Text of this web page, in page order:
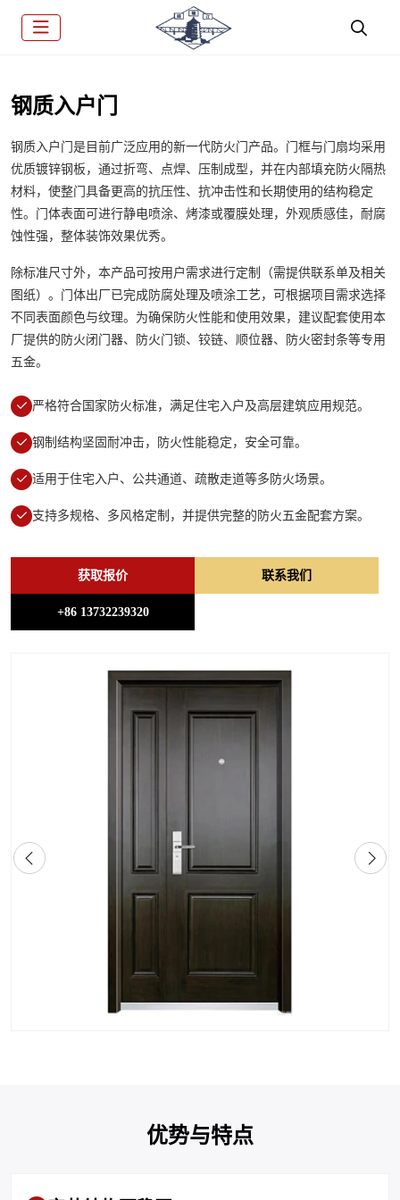
钢质入户门
钢质入户门是目前广泛应用的新一代防火门产品。门框与门扇均采用
优质镀锌钢板，通过折弯、点焊、压制成型，并在内部填充防火隔热
材料，使整门具备更高的抗压性、抗冲击性和长期使用的结构稳定
性。门体表面可进行静电喷涂、烤漆或覆膜处理，外观质感佳，耐腐
蚀性强，整体装饰效果优秀。
除标准尺寸外，本产品可按用户需求进行定制（需提供联系单及相关
图纸）。门体出厂已完成防腐处理及喷涂工艺，可根据项目需求选择
不同表面颜色与纹理。为确保防火性能和使用效果，建议配套使用本
厂提供的防火闭门器、防火门锁、铰链、顺位器、防火密封条等专用
五金。
严格符合国家防火标准，满足住宅入户及高层建筑应用规范。
钢制结构坚固耐冲击，防火性能稳定，安全可靠。
适用于住宅入户、公共通道、疏散走道等多防火场景。
支持多规格、多风格定制，并提供完整的防火五金配套方案。
获取报价 联系我们
+86 13732239320
优势与特点